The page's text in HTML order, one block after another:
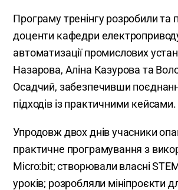
Програму тренінгу розробили та
доценти кафедри
автоматизації промислових
Назарова, Аліна Казурова та
Осадчий, забезпечивши
підходів із практичними кейсами.
Упродовж двох днів учасники
практичне програмування з
Micro:bit; створювали власні
уроків; розробляли мініпроєкти